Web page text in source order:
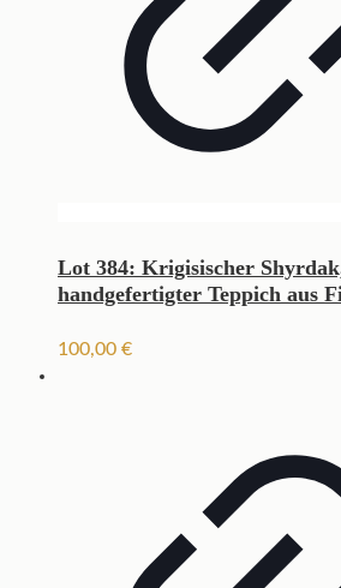
Lot 384: Krigisischer
handgefertigter Teppich aus
100,00 €